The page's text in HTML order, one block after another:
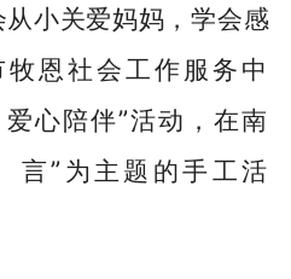
小关爱妈妈，学会感
牧恩社会工作服务中
心陪伴”活动，在南
言”为主题的手工活